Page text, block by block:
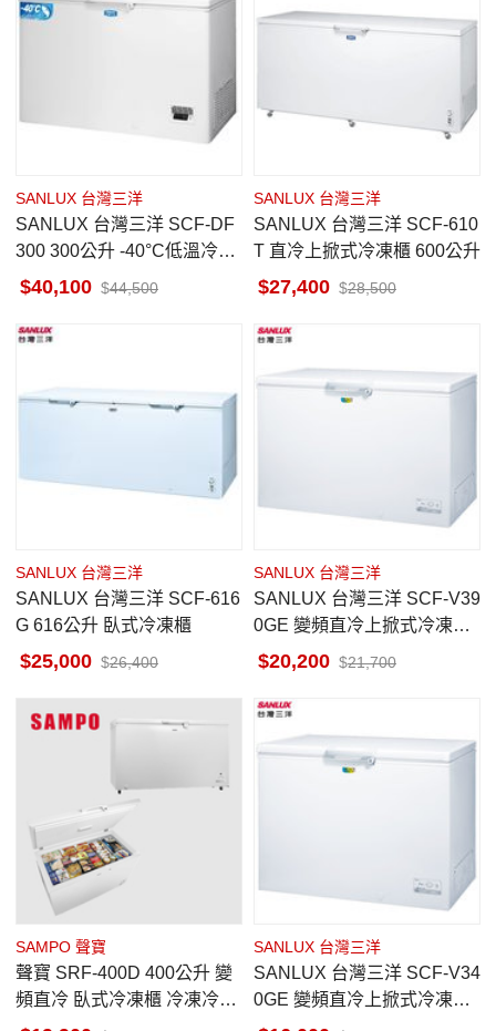
SANLUX 台灣三洋
SANLUX 台灣三洋 SCF-DF
300 300公升 -40°C低溫冷凍
櫃40,100 44,500
SANLUX 台灣三洋
SANLUX 台灣三洋 SCF-610
T 直冷上掀式冷凍櫃 600公升
27,400 28,500
SANLUX 台灣三洋
SANLUX 台灣三洋 SCF-616
G 616公升 臥式冷凍櫃
25,000 26,400
SANLUX 台灣三洋
SANLUX 台灣三洋 SCF-V39
0GE 變頻直冷上掀式冷凍櫃
388公升
20,200 21,700
SAMPO 聲寶
聲寶 SRF-400D 400公升 變
頻直冷 臥式冷凍櫃 冷凍冷藏
切換 電子式控溫 -32度C急凍
SANLUX 台灣三洋
SANLUX 台灣三洋 SCF-V34
0GE 變頻直冷上掀式冷凍櫃
332公升